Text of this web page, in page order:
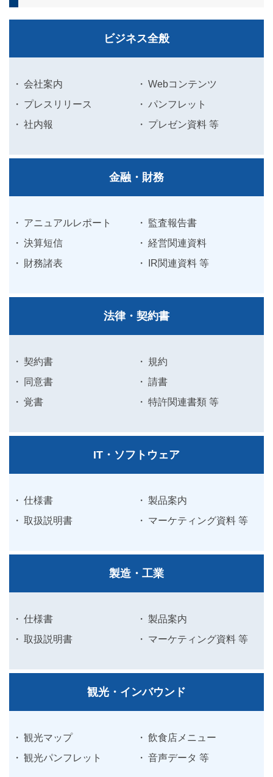
ビジネス全般
会社案内
Webコンテンツ
プレスリリース
パンフレット
社内報
プレゼン資料 等
金融・財務
アニュアルレポート
監査報告書
決算短信
経営関連資料
財務諸表
IR関連資料 等
法律・契約書
契約書
規約
同意書
請書
覚書
特許関連書類 等
IT・ソフトウェア
仕様書
製品案内
取扱説明書
マーケティング資料 等
製造・工業
仕様書
製品案内
取扱説明書
マーケティング資料 等
観光・インバウンド
観光マップ
飲食店メニュー
観光パンフレット
音声データ 等